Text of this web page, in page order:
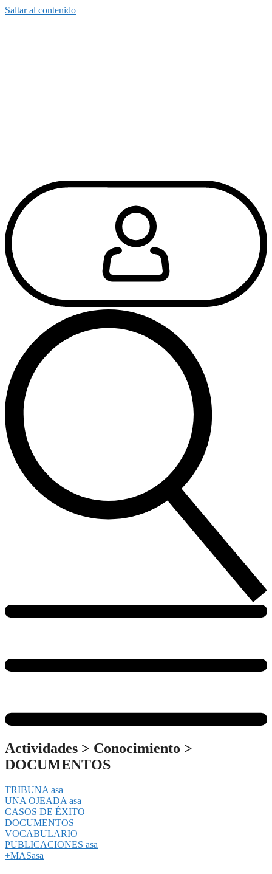
Saltar al contenido
Actividades > Conocimiento >
DOCUMENTOS
TRIBUNA asa
UNA OJEADA asa
CASOS DE ÉXITO
DOCUMENTOS
VOCABULARIO
PUBLICACIONES asa
+MASasa